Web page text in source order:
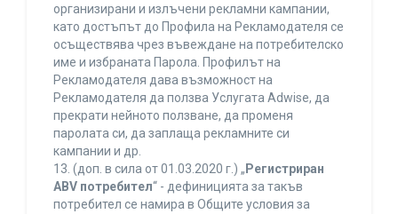
организирани и излъчени рекламни кампании,
като достъпът до Профила на Рекламодателя се
осъществява чрез въвеждане на потребителско
име и избраната Парола. Профилът на
Рекламодателя дава възможност на
Рекламодателя да ползва Услугата Adwise, да
прекрати нейното ползване, да променя
паролата си, да заплаща рекламните си
кампании и др.
13. (доп. в сила от 01.03.2020 г.) „ Регистриран
ABV потребител“ - дефиницията за такъв
потребител се намира в Общите условия за